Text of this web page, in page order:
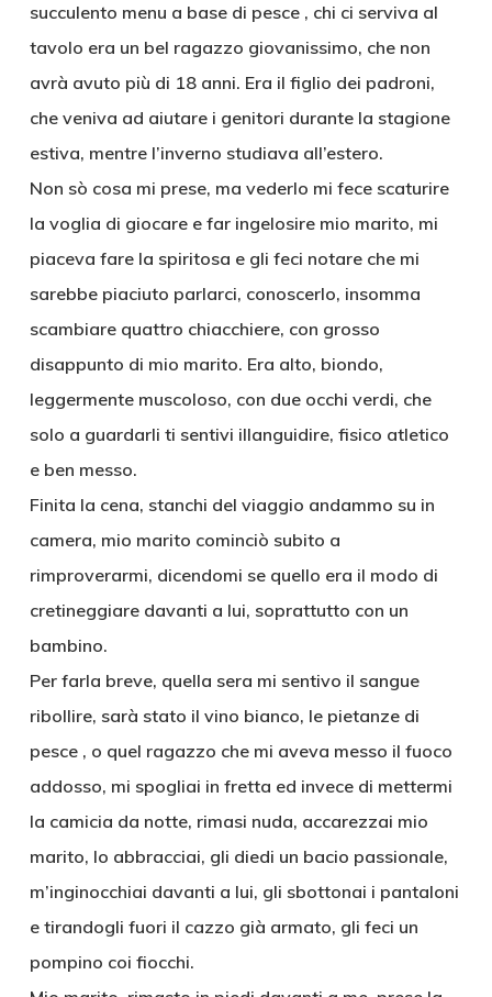
succulento menu a base di pesce , chi ci serviva al
tavolo era un bel ragazzo giovanissimo, che non
avrà avuto più di 18 anni. Era il figlio dei padroni,
che veniva ad aiutare i genitori durante la stagione
estiva, mentre l’inverno studiava all’estero.
Non sò cosa mi prese, ma vederlo mi fece scaturire
la voglia di giocare e far ingelosire mio marito, mi
piaceva fare la spiritosa e gli feci notare che mi
sarebbe piaciuto parlarci, conoscerlo, insomma
scambiare quattro chiacchiere, con grosso
disappunto di mio marito. Era alto, biondo,
leggermente muscoloso, con due occhi verdi, che
solo a guardarli ti sentivi illanguidire, fisico atletico
e ben messo.
Finita la cena, stanchi del viaggio andammo su in
camera, mio marito cominciò subito a
rimproverarmi, dicendomi se quello era il modo di
cretineggiare davanti a lui, soprattutto con un
bambino.
Per farla breve, quella sera mi sentivo il sangue
ribollire, sarà stato il vino bianco, le pietanze di
pesce , o quel ragazzo che mi aveva messo il fuoco
addosso, mi spogliai in fretta ed invece di mettermi
la camicia da notte, rimasi nuda, accarezzai mio
marito, lo abbracciai, gli diedi un bacio passionale,
m’inginocchiai davanti a lui, gli sbottonai i pantaloni
e tirandogli fuori il cazzo già armato, gli feci un
pompino coi fiocchi.